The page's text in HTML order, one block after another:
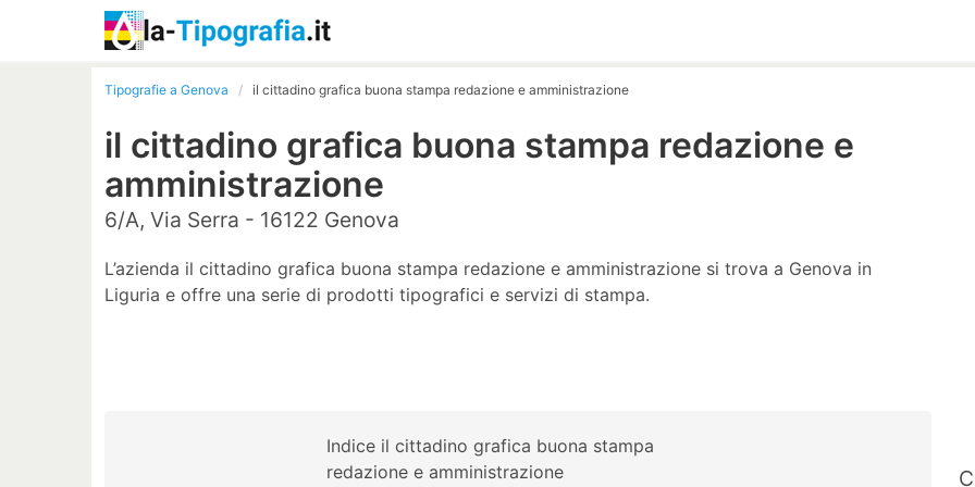
Tipografie a Genova il cittadino grafica buona stampa redazione e amministrazione
il cittadino grafica buona stampa redazione e
amministrazione
6/A, Via Serra - 16122 Genova
L’azienda il cittadino grafica buona stampa redazione e amministrazione si trova a Genova in
Liguria e offre una serie di prodotti tipografici e servizi di stampa.
Indice il cittadino grafica buona stampa
redazione e amministrazione